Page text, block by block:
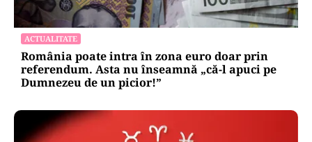
ACTUALITATE
România poate intra în zona euro doar prin
referendum. Asta nu înseamnă „că-l apuci pe
Dumnezeu de un picior!”